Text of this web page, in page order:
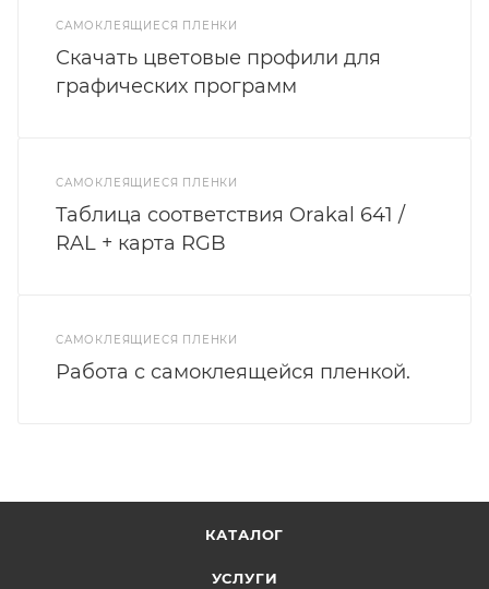
САМОКЛЕЯЩИЕСЯ ПЛЕНКИ
Скачать цветовые профили для
графических программ
САМОКЛЕЯЩИЕСЯ ПЛЕНКИ
Таблица соответствия Orakal 641 /
RAL + карта RGB
САМОКЛЕЯЩИЕСЯ ПЛЕНКИ
Работа с самоклеящейся пленкой.
КАТАЛОГ
УСЛУГИ